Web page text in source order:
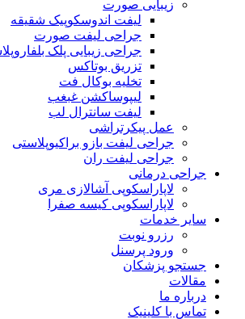
زیبایی صورت
لیفت اندوسکوپیک شقیقه
جراحی لیفت صورت
جراحی زیبایی پلک
تزریق بوتاکس
تخلیه بوکال فت
لیپوساکشن غبغب
لیفت سانترال لب
عمل پیکرتراشی
جراحی لیفت بازو براکیوپلاستی
جراحی لیفت ران
جراحی درمانی
لاپاراسکوپی آشالازی مری
لاپاراسکوپی کیسه صفرا
سایر خدمات
رزرو نوبت
ورود پرسنل
جستجو پزشکان
مقالات
درباره ما
تماس با کلینیک